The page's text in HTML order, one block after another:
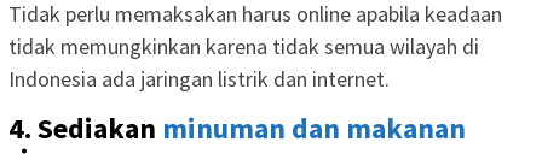
Tidak perlu memaksakan harus online apabila keadaan
tidak memungkinkan karena tidak semua wilayah di
Indonesia ada jaringan listrik dan internet.
4. Sediakan minuman dan makanan